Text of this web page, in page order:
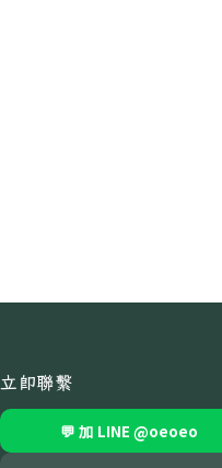
立即聯繫
💬 加 LINE @oeoeo